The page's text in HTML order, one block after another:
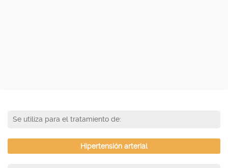
Se utiliza para el tratamiento de:
Hipertensión arterial